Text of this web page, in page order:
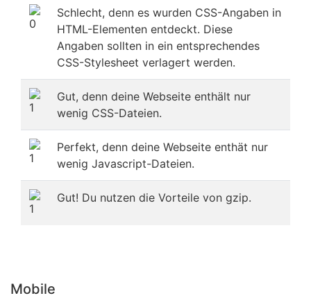
Schlecht, denn es wurden CSS-Angaben in
HTML-Elementen entdeckt. Diese
Angaben sollten in ein entsprechendes
CSS-Stylesheet verlagert werden.
Gut, denn deine Webseite enthält nur
wenig CSS-Dateien.
Perfekt, denn deine Webseite enthät nur
wenig Javascript-Dateien.
Gut! Du nutzen die Vorteile von gzip.
Mobile